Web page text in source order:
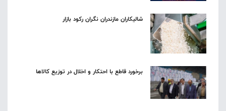
شالیکاران مازندران نگران رکود بازار
برخورد قاطع با احتکار و اخلال در توزیع کالاها